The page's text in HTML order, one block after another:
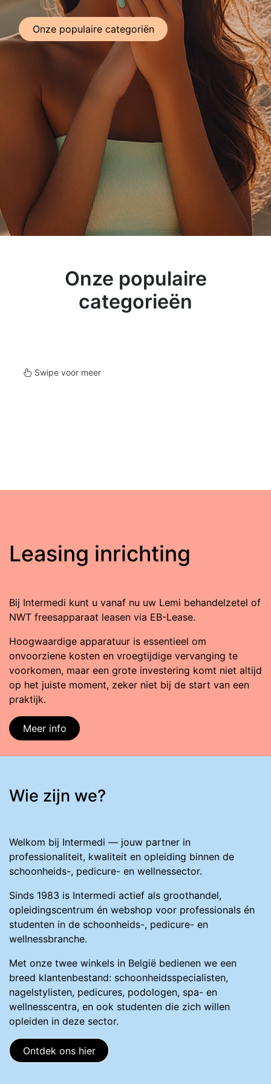
Onze populaire categ​​oriën
Onze populaire
categorieën
Swipe voor meer
Leasing inrichting
Bij Intermedi kunt u vanaf nu uw Lemi behandelzetel of
NWT freesapparaat leasen via EB-Lease.
Hoogwaardige apparatuur is essentieel om
onvoorziene kosten en vroegtijdige vervanging te
voorkomen, maar een grote investering komt niet altijd
op het juiste moment, zeker niet bij de start van een
praktijk.
Meer info
Wie zijn we?
Welkom bij Intermedi — jouw partner in
professionaliteit, kwaliteit en opleiding binnen de
schoonheids-, pedicure- en wellnessector.
Sinds 1983 is Intermedi actief als groothandel,
opleidingscentrum én webshop voor professionals én
studenten in de schoonheids-, pedicure- en
wellnessbranche.
Met onze twee winkels in België bedienen we een
breed klantenbestand: schoonheidsspecialisten,
nagelstylisten, pedicures, podologen, spa- en
wellnesscentra, en ook studenten die zich willen
opleiden in deze sector.
Ontdek ons hier